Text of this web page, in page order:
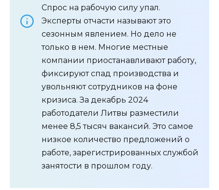
Спрос на рабочую силу упал.
Эксперты отчасти называют это
сезонным явлением. Но дело не
только в нем. Многие местные
компании приостанавливают работу,
фиксируют спад производства и
увольняют сотрудников на фоне
кризиса. За декабрь 2024
работодатели Литвы разместили
менее 8,5 тысяч вакансий. Это самое
низкое количество предложений о
работе, зарегистрированных службой
занятости в прошлом году.